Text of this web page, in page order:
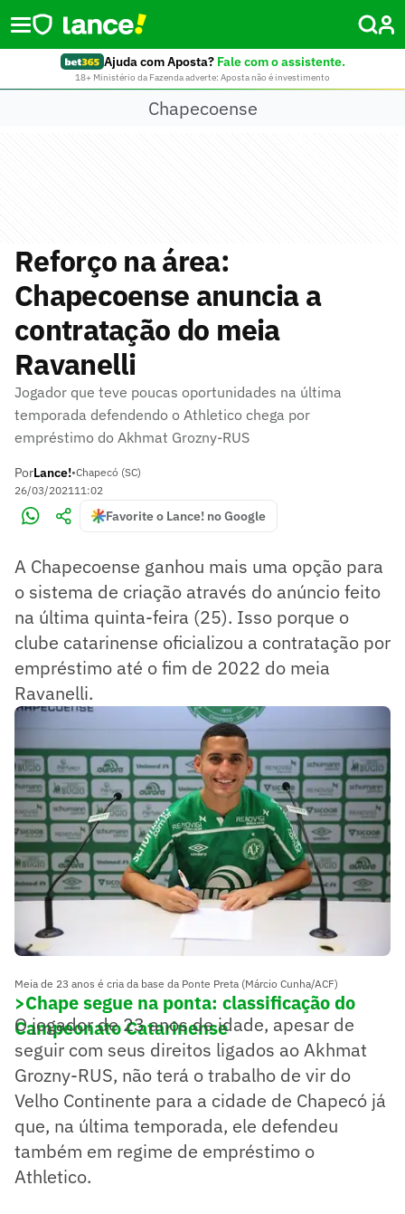
Ajuda com Aposta? Fale com o assistente.
18+ Ministério da Fazenda adverte: Aposta não é investimento
Chapecoense
Reforço na área:
Chapecoense anuncia a
contratação do meia
Ravanelli
Jogador que teve poucas oportunidades na última
temporada defendendo o Athletico chega por
empréstimo do Akhmat Grozny-RUS
PorLance!•Chapecó (SC)
26/03/202111:02
Favorite o Lance! no Google
A Chapecoense ganhou mais uma opção para
o sistema de criação através do anúncio feito
na última quinta-feira (25). Isso porque o
clube catarinense oficializou a contratação por
empréstimo até o fim de 2022 do meia
Ravanelli.
Meia de 23 anos é cria da base da Ponte Preta (Márcio Cunha/ACF)
>Chape segue na ponta: classificação do
Campeonato Catarinense
O jogador de 23 anos de idade, apesar de
seguir com seus direitos ligados ao Akhmat
Grozny-RUS, não terá o trabalho de vir do
Velho Continente para a cidade de Chapecó já
que, na última temporada, ele defendeu
também em regime de empréstimo o
Athletico.